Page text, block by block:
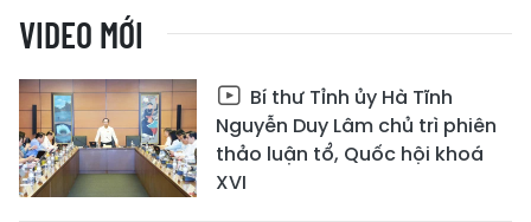
VIDEO MỚI
Bí thư Tỉnh ủy Hà Tĩnh
Nguyễn Duy Lâm chủ trì phiên
thảo luận tổ, Quốc hội khoá
XVI